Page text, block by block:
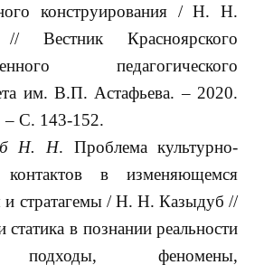
конструирования / Н. Н.
Вестник Красноярского
педагогического
им. В.П. Астафьева. – 2020.
С. 143-152.
Н. Н. Проблема культурно-
контактов в изменяющемся
и стратагемы / Н. Н. Казыдуб //
статика в познании реальности
феномены,